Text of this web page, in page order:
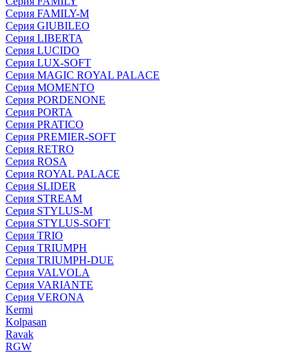
Серия FAMILY-M
Серия GIUBILEO
Серия LIBERTA
Серия LUCIDO
Серия LUX-SOFT
Серия MAGIC ROYAL PALACE
Серия MOMENTO
Серия PORDENONE
Серия PORTA
Серия PRATICO
Серия PREMIER-SOFT
Серия RETRO
Серия ROSA
Серия ROYAL PALACE
Серия SLIDER
Серия STREAM
Серия STYLUS-M
Серия STYLUS-SOFT
Серия TRIO
Серия TRIUMPH
Серия TRIUMPH-DUE
Серия VALVOLA
Серия VARIANTE
Серия VERONA
Kermi
Kolpasan
Ravak
RGW